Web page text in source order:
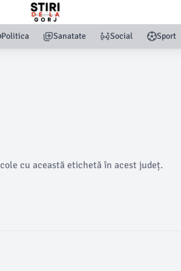
Politica Sanatate Social Sport
cu această etichetă în acest județ.